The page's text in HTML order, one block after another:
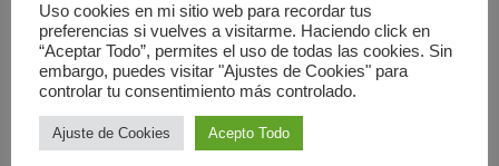
Entre todos la mataron…
26 abril 2016
Uso cookies en mi sitio web para recordar tus
preferencias si vuelves a visitarme. Haciendo click en
“Aceptar Todo”, permites el uso de todas las cookies. Sin
embargo, puedes visitar "Ajustes de Cookies" para
controlar tu consentimiento más controlado.
Ajuste de Cookies Acepto Todo